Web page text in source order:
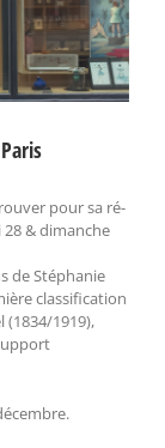
pour sa ré-
& dimanche
de Stéphanie
classification
1919),